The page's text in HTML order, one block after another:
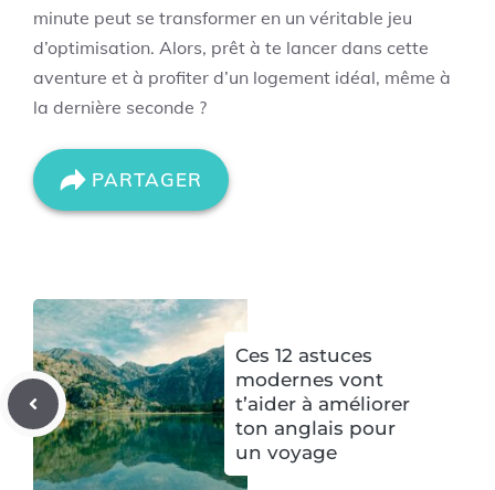
minute peut se transformer en un véritable jeu
d’optimisation. Alors, prêt à te lancer dans cette
aventure et à profiter d’un logement idéal, même à
la dernière seconde ?
PARTAGER
Ces 12 astuces
modernes vont
t’aider à améliorer
ton anglais pour
un voyage